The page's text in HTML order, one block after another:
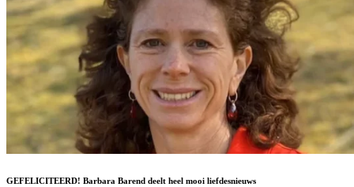
GEFELICITEERD! Barbara Barend deelt heel mooi liefdesnieuws